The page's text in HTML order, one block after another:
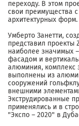
переходу. В этом
свои преимущества
архитектурных форм.
Умберто Занетти,
представил проекты
наиболее значимых
фасадом и
алюминия, комплекс
выполнены из
сооружений
внешними
Экструдированные
применялись и в
"Экспо – 2020" в